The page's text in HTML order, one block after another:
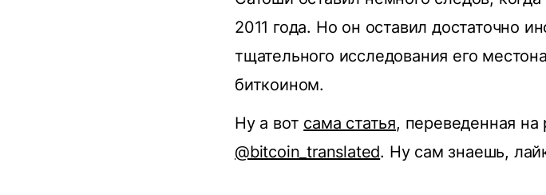
2011 года. Но он оставил достаточно
тщательного исследования его
биткоином.
Ну а вот сама статья, переведенная
@bitcoin_translated. Ну сам знаешь,